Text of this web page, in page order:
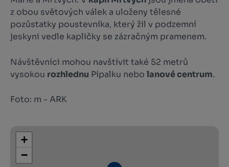
z obou světových válek a uloženy tělesné
pozůstatky poustevníka, který žil v podzemní
jeskyni vedle kapličky se zázračným pramenem.
Návštěvníci mohou navštívit také 52 metrů
vysokou rozhlednu Pípalku nebo lanové centrum.
Foto: m - ARK
+
−